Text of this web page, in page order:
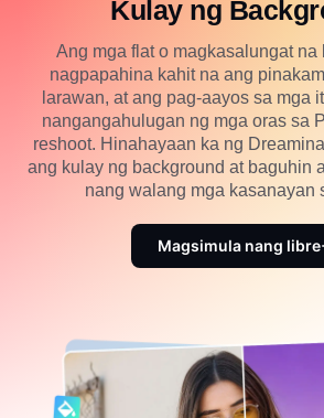
Kulay ng
Ang mga flat o magkasalungat na
nagpapahina kahit na ang
larawan, at ang pag-aayos sa mga
nangangahulugan ng mga oras sa
reshoot. Hinahayaan ka ng
ang kulay ng background at baguhin
nang walang mga kasanayan
Magsimula nang libre